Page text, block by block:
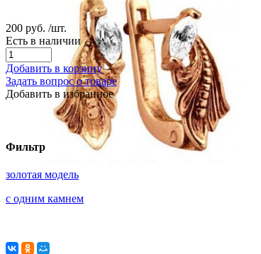
200 руб. /шт.
Есть в наличии
Добавить в корзину
Задать вопрос о товаре
Добавить в избранное
Фильтр
золотая модель
с одним камнем